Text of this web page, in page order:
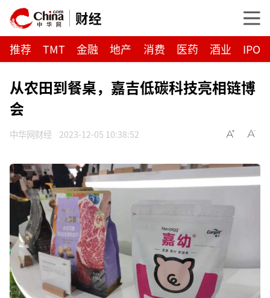
财经
推荐 TMT 金融 地产 消费 医药 酒业 IPO
从农田到餐桌，嘉吉低碳科技亮相链博
会
中华网财经 2023-12-05 10:38:52